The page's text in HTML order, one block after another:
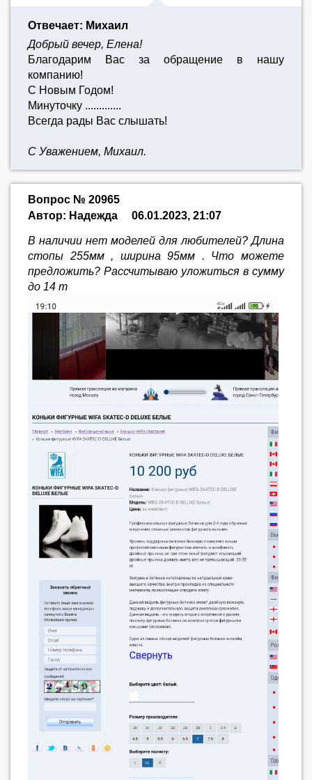
Отвечает: Михаил
Добрый вечер, Елена!
Благодарим Вас за обращение в нашу
компанию!
С Новым Годом!
Минуточку .............
Всегда рады Вас слышать!
С Уважением, Михаил.
Вопрос № 20965
Автор: Надежда
06.01.2023, 21:07
В наличии нет моделей для любителей? Длина
стопы 255мм , ширина 95мм . Что можете
предложить? Рассчитываю уложиться в сумму
до 14 т